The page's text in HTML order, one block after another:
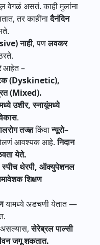
वेगळंअसतं.काहीमुलांना
,तरकाहींनादैनंदिन
.
नाही,पणलवकर
.
आहेत–
(Dyskinetic),
(Mixed).
उशीर,स्नायूंमध्ये
.
तज्ज्ञकिंवान्यूरो–
आवश्यकआहे.निदान
येते.
स्पीचथेरपी,ऑक्युपेशनल
शिक्षण
यामध्येअडचणीयेतात—
.
असल्यास,सेरेब्रलपाल्सी
जगूशकतात.